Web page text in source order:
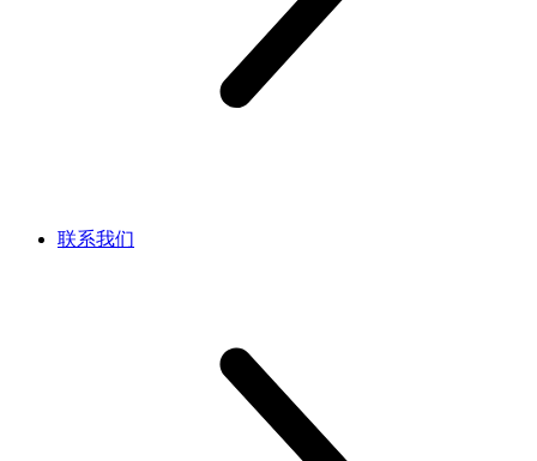
联系我们